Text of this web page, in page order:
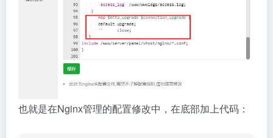
也就是在Nginx管理的配置修改中，在底部加上代码：